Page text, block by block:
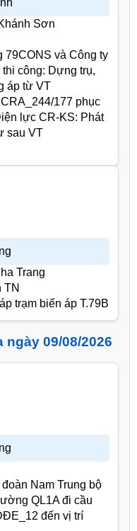
Sơn
79CONS và Công ty
công: Dựng trụ,
áp từ VT
177 phục
lực CR-KS: Phát
sau VT
Trang
TN
trạm biến áp T.79B
09/08/2026
Nam Trung bộ
QL1A đi cầu
đến vị trí